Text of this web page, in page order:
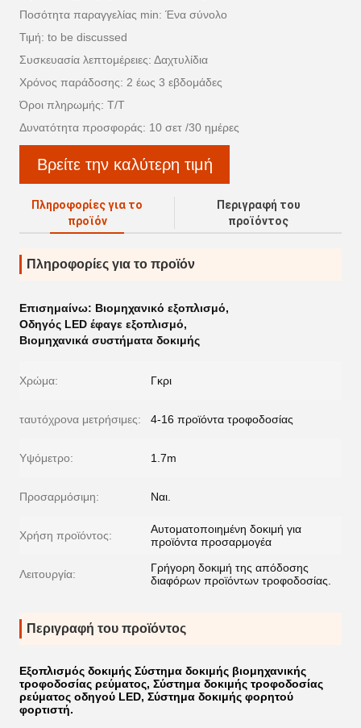
Ποσότητα παραγγελίας min: Ένα σύνολο
Τιμή: to be discussed
Συσκευασία λεπτομέρειες: Δαχτυλίδια
Χρόνος παράδοσης: 2 έως 3 εβδομάδες
Όροι πληρωμής: Τ/Τ
Δυνατότητα προσφοράς: 10 σετ /30 ημέρες
Βρείτε την καλύτερη τιμή
Πληροφορίες για το
προϊόν
Περιγραφή του
προϊόντος
Πληροφορίες για το προϊόν
Επισημαίνω: Βιομηχανικό εξοπλισμό,
Οδηγός LED έφαγε εξοπλισμό,
Βιομηχανικά συστήματα δοκιμής
Χρώμα: Γκρι
ταυτόχρονα μετρήσιμες: 4-16 προϊόντα τροφοδοσίας
Υψόμετρο: 1.7m
Προσαρμόσιμη: Ναι.
Χρήση προϊόντος:
Αυτοματοποιημένη δοκιμή για
προϊόντα προσαρμογέα
Λειτουργία:
Γρήγορη δοκιμή της απόδοσης
διαφόρων προϊόντων τροφοδοσίας.
Περιγραφή του προϊόντος
Εξοπλισμός δοκιμής Σύστημα δοκιμής βιομηχανικής
τροφοδοσίας ρεύματος, Σύστημα δοκιμής τροφοδοσίας
ρεύματος οδηγού LED, Σύστημα δοκιμής φορητού
φορτιστή.